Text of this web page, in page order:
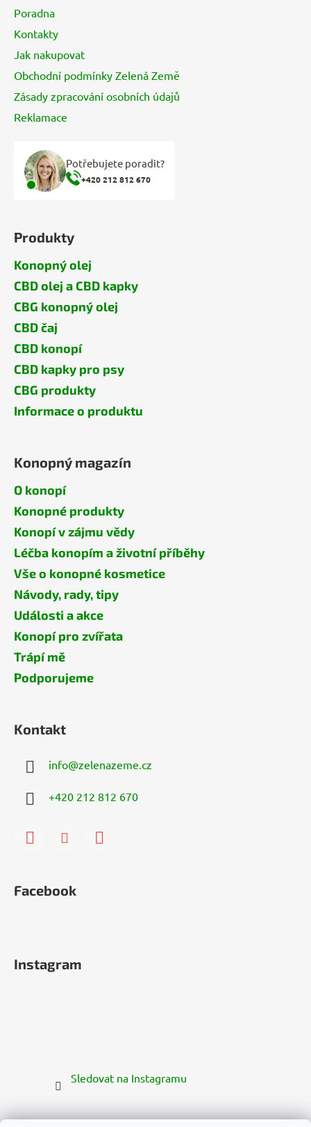
Poradna
Kontakty
Jak nakupovat
Obchodní podmínky Zelená Země
Zásady zpracování osobních údajů
Reklamace
Potřebujete poradit?
+420 212 812 670
Produkty
Konopný olej
CBD olej a CBD kapky
CBG konopný olej
CBD čaj
CBD konopí
CBD kapky pro psy
CBG produkty
Informace o produktu
Konopný magazín
O konopí
Konopné produkty
Konopí v zájmu vědy
Léčba konopím a životní příběhy
Vše o konopné kosmetice
Návody, rady, tipy
Události a akce
Konopí pro zvířata
Trápí mě
Podporujeme
Kontakt
info@zelenazeme.cz
+420 212 812 670
Facebook
Instagram
Sledovat na Instagramu